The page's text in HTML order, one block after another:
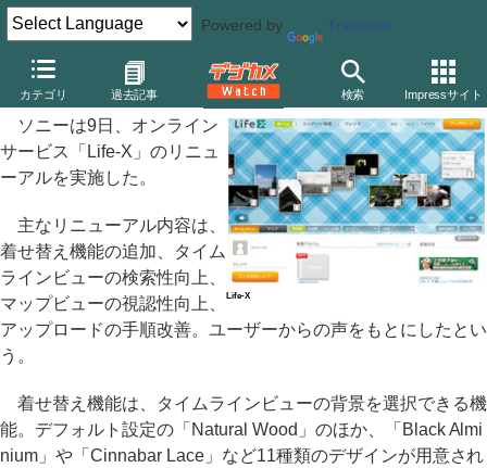
Powered by Translate
カテゴリ 過去記事 検索 Impressサイト
ソニー、「Life-X」の絞り込み機能など改善
Life-X
ソニーは9日、オンライン
サービス「Life-X」のリニュ
ーアルを実施した。
主なリニューアル内容は、
着せ替え機能の追加、タイム
ラインビューの検索性向上、
マップビューの視認性向上、
アップロードの手順改善。ユーザーからの声をもとにしたとい
う。
着せ替え機能は、タイムラインビューの背景を選択できる機
能。デフォルト設定の「Natural Wood」のほか、「Black Almi
nium」や「Cinnabar Lace」など11種類のデザインが用意され